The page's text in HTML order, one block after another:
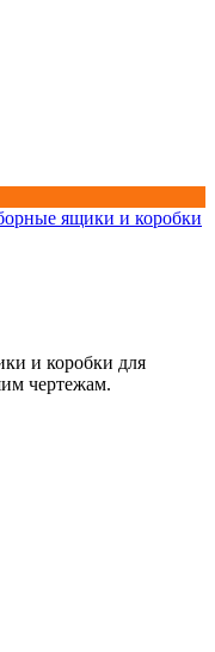
и коробки для
чертежам.